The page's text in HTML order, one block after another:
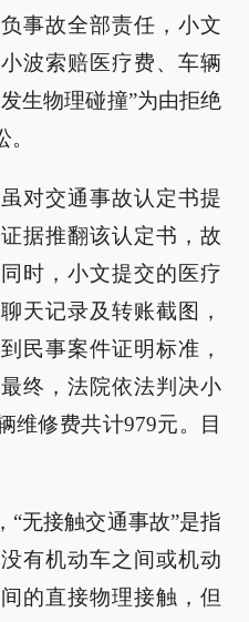
事故全部责任，小文
波索赔医疗费、车辆
生物理碰撞”为由拒绝
对交通事故认定书提
据推翻该认定书，故
时，小文提交的医疗
天记录及转账截图，
民事案件证明标准，
终，法院依法判决小
维修费共计979元。目
“无接触交通事故”是指
有机动车之间或机动
的直接物理接触，但